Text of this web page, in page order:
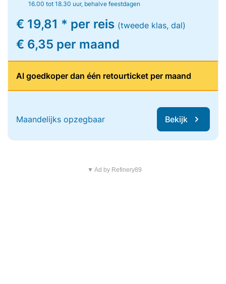
16.00 tot 18.30 uur, behalve feestdagen
€ 19,81 * per reis (tweede klas, dal)
€ 6,35 per maand
Al goedkoper dan één retourticket per maand
Maandelijks opzegbaar Bekijk
▼ Ad by Refinery89